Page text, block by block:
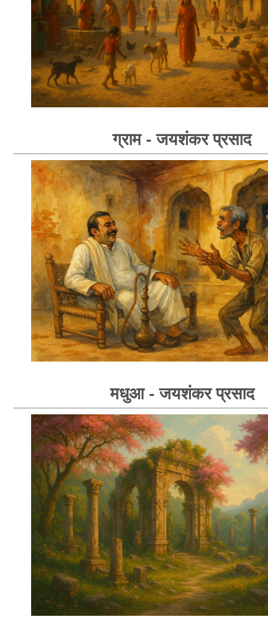
ग्राम - जयशंकर प्रसाद
मधुआ - जयशंकर प्रसाद